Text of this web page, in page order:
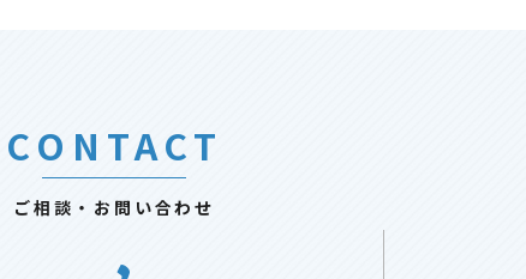
CONTACT
ご相談・お問い合わせ